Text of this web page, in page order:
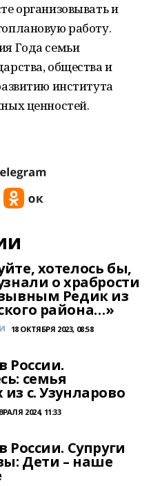
организовывать и
работу.
Года семьи
общества и
института
ценностей.
хотелось бы,
о храбрости
Редик из
района…»
18 ОКТЯБРЯ 2023, 08:58
России.
семья
с. Узунларово
2024, 11:33
России. Супруги
Дети – наше